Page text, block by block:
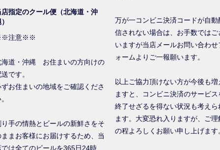
店指定のクール便（北海道・沖
注意※※
海道・沖縄 お住まいの方向けの
です。
ずお住まいの地域をご確認くださ
り手の情熱とビールの新鮮さをそ
ままお客様にお届けするため、当
では全てのビールを365日24時
万が一コンビニ決済コードが自動
信されない場合は、お手数ではご
いますが当店メールお問い合わせ
ォームよりご一報願います。
以上ご協力頂けない方が今後も増
ますと、コンビニ決済のサービス
終了せざるを得ない状況も考えら
ます。大変恐れ入りますが、ご理
の程よろしくお願い申し上げます